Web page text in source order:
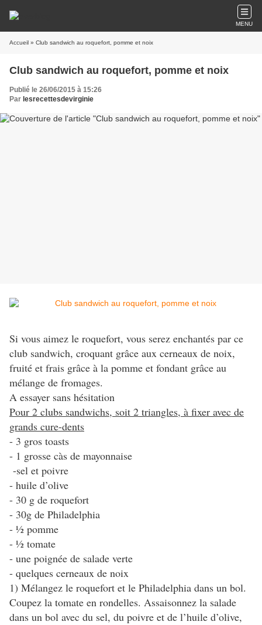
MENU
Accueil » Club sandwich au roquefort, pomme et noix
Club sandwich au roquefort, pomme et noix
Publié le 26/06/2015 à 15:26
Par lesrecettesdevirginie
Si vous aimez le roquefort, vous serez enchantés par ce
club sandwich, croquant grâce aux cerneaux de noix,
fruité et frais grâce à la pomme et fondant grâce au
mélange de fromages.
A essayer sans hésitation
Pour 2 clubs sandwichs, soit 2 triangles, à fixer avec de
grands cure-dents
- 3 gros toasts
- 1 grosse càs de mayonnaise
-sel et poivre
- huile d’olive
- 30 g de roquefort
- 30g de Philadelphia
- ½ pomme
- ½ tomate
- une poignée de salade verte
- quelques cerneaux de noix
1) Mélangez le roquefort et le Philadelphia dans un bol.
Coupez la tomate en rondelles. Assaisonnez la salade
dans un bol avec du sel, du poivre et de l’huile d’olive,